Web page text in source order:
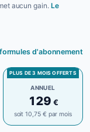
aucun gain. Le
d'abonnement
PLUS DE 3 MOIS OFFERTS
ANNUEL
129 €
soit 10,75 € par mois